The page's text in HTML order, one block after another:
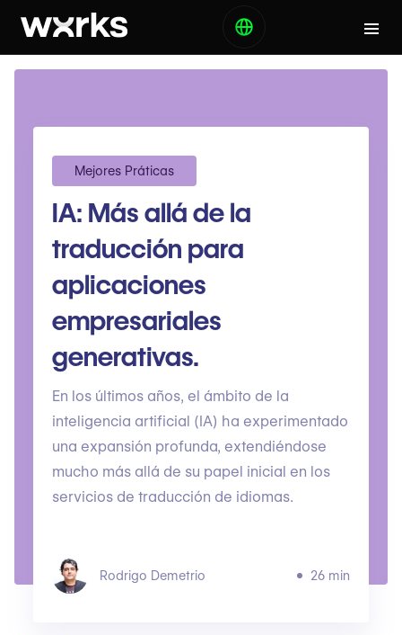
Mejores Práticas
IA: Más allá de la
traducción para
aplicaciones
empresariales
generativas.
En los últimos años, el ámbito de la
inteligencia artificial (IA) ha experimentado
una expansión profunda, extendiéndose
mucho más allá de su papel inicial en los
servicios de traducción de idiomas.
Rodrigo Demetrio 26 min